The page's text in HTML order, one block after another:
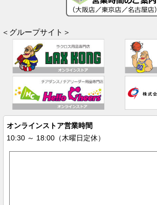
＜グループサイト＞
オンラインストア営業時間
10:30 ～ 18:00（木曜日定休）